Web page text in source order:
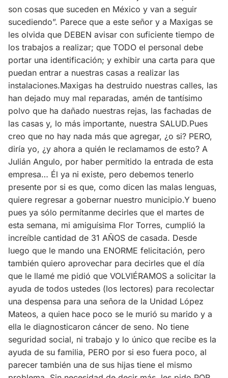
son cosas que suceden en México y van a seguir
sucediendo”. Parece que a este señor y a Maxigas se
les olvida que DEBEN avisar con suficiente tiempo de
los trabajos a realizar; que TODO el personal debe
portar una identificación; y exhibir una carta para que
puedan entrar a nuestras casas a realizar las
instalaciones.Maxigas ha destruido nuestras calles, las
han dejado muy mal reparadas, amén de tantísimo
polvo que ha dañado nuestras rejas, las fachadas de
las casas y, lo más importante, nuestra SALUD.Pues
creo que no hay nada más que agregar, ¿o si? PERO,
diría yo, ¿y ahora a quién le reclamamos de esto? A
Julián Angulo, por haber permitido la entrada de esta
empresa… Él ya ni existe, pero debemos tenerlo
presente por si es que, como dicen las malas lenguas,
quiere regresar a gobernar nuestro municipio.Y bueno
pues ya sólo permítanme decirles que el martes de
esta semana, mi amiguísima Flor Torres, cumplió la
increíble cantidad de 31 AÑOS de casada. Desde
luego que le mando una ENORME felicitación, pero
también quiero aprovechar para decirles que el día
que le llamé me pidió que VOLVIÉRAMOS a solicitar la
ayuda de todos ustedes (los lectores) para recolectar
una despensa para una señora de la Unidad López
Mateos, a quien hace poco se le murió su marido y a
ella le diagnosticaron cáncer de seno. No tiene
seguridad social, ni trabajo y lo único que recibe es la
ayuda de su familia, PERO por si eso fuera poco, al
parecer también una de sus hijas tiene el mismo